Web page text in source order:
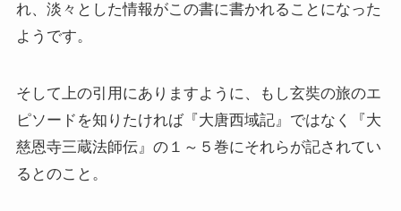
その他おすすめ本
イスラエル編
れ、淡々とした情報がこの書に書かれることになった
ようです。
そして上の引用にありますように、もし玄奘の旅のエ
ピソードを知りたければ『大唐西域記』ではなく『大
慈恩寺三蔵法師伝』の１～５巻にそれらが記されてい
るとのこと。